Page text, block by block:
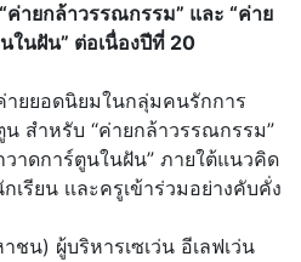
ายกล้าวรรณกรรม” และ “ค่าย
ในฝัน” ต่อเนื่องปีที่ 20
ายยอดนิยมในกลุ่มคนรักการ
สำหรับ “ค่ายกล้าวรรณกรรม”
าดการ์ตูนในฝัน” ภายใต้แนวคิด
เรียน เเละครูเข้าร่วมอย่างคับคั่ง
น) ผู้บริหารเซเว่น อีเลฟเว่น